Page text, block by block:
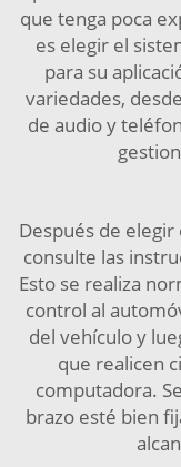
que tenga poca
es elegir el
para su
variedades,
de audio y
Después de
consulte las
Esto se realiza
control al
del vehículo y
que realicen
computadora.
brazo esté bien